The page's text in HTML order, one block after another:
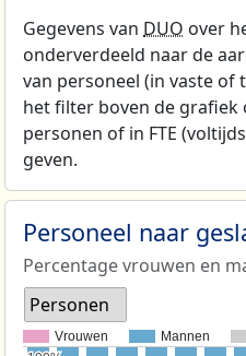
Gegevens van DUO over
onderverdeeld naar de
van personeel (in vaste of
het filter boven de grafiek
personen of in FTE
geven.
Personeel naar
Percentage vrouwen en
Personen
Vrouwen Mannen